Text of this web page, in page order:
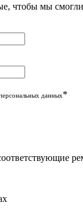
чтобы мы
данных*